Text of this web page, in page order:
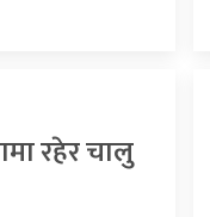
रहेर चालु